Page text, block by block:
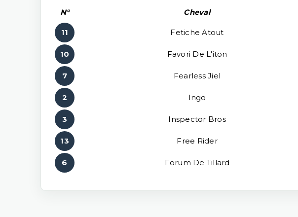
N° Cheval
11 Fetiche Atout
10 Favori De L'iton
7 Fearless Jiel
2 Ingo
3 Inspector Bros
13 Free Rider
6 Forum De Tillard